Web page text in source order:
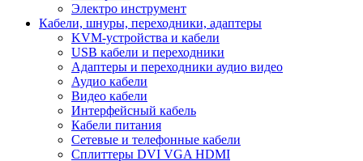
Электро инструмент
Кабели, шнуры, переходники, адаптеры
KVM-устройства и кабели
USB кабели и переходники
Адаптеры и переходники аудио видео
Аудио кабели
Видео кабели
Интерфейсный кабель
Кабели питания
Сетевые и телефонные кабели
Сплиттеры DVI VGA HDMI